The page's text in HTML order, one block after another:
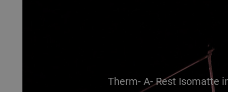
Therm- A- Rest Isomatte